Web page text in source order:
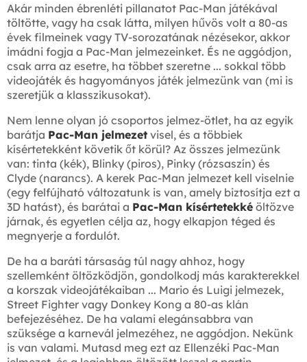
Akár minden ébrenléti pillanatot Pac-Man játékával
töltötte, vagy ha csak látta, milyen hűvös volt a 80-as
évek filmeinek vagy TV-sorozatának nézésekor, akkor
imádni fogja a Pac-Man jelmezeinket. És ne aggódjon,
csak arra az esetre, ha többet szeretne ... sokkal több
videojáték és hagyományos játék jelmezünk van (mi is
szeretjük a klasszikusokat).
Nem lenne olyan jó csoportos jelmez-ötlet, ha az egyik
barátja Pac-Man jelmezet visel, és a többiek
kísértetekként követik őt körül? Az összes jelmezünk
van: tinta (kék), Blinky (piros), Pinky (rózsaszín) és
Clyde (narancs). A kerek Pac-Man jelmezet kell viselnie
(egy felfújható változatunk is van, amely biztosítja ezt a
3D hatást), és barátai a Pac-Man kísértetekké öltözve
járnak, és egyetlen célja az, hogy elkapjon téged és
megnyerje a fordulót.
De ha a baráti társaság túl nagy ahhoz, hogy
szellemként öltözködjön, gondolkodj más karakterekkel
a korszak videojátékaiban ... Mario és Luigi jelmezek,
Street Fighter vagy Donkey Kong a 80-as klán
befejezéséhez. De ha valami elegánsabbra van
szüksége a karnevál jelmezéhez, ne aggódjon. Nekünk
is van valami. Mutasd meg ezt az Ellenzéki Pac-Man